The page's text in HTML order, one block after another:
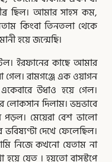
ছিল। আমার সাহস কম,
কিংবা তিনতলা থেকে
হয়ে জন্মেছি।
ইরফানের কাছে আমার
গেল। রামগঞ্জে এক ওয়াগন
উধাও হয়ে গেল।
লোকসান দিলাম। ভদ্রভাবে
পড়ল। মেয়েরা বেশ ভালাে
দেখে ফেলেছিল।
নিজে কখনাে যেতাম না
যেত । হয়তাে বাসস্টপে